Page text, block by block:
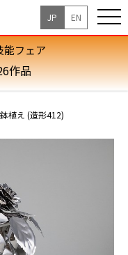
JP EN
能フェア
作品
植え (造形412)